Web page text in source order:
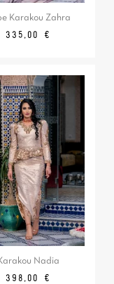
Karakou Zahra
Prix
335,00 €
Nadia
Prix
398,00 €